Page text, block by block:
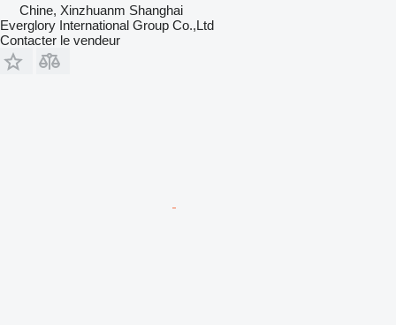
Chine, Xinzhuanm Shanghai
Everglory International Group Co.,Ltd
Contacter le vendeur